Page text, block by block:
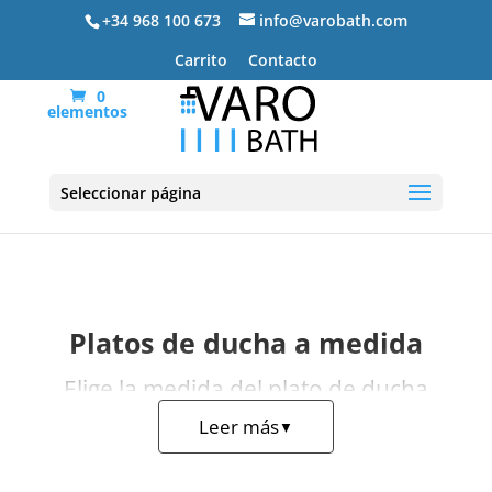
+34 968 100 673
info@varobath.com
Carrito
Contacto
0
elementos
Seleccionar página
Platos de ducha a medida
Platos de ducha a medida
Elige la medida del plato de ducha
ideal para tu baño.
Leer más▼